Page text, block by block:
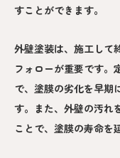
すことができます。
外壁塗装は、施工して
フォローが重要です。
で、塗膜の劣化を早期
す。また、外壁の汚れ
ことで、塗膜の寿命を